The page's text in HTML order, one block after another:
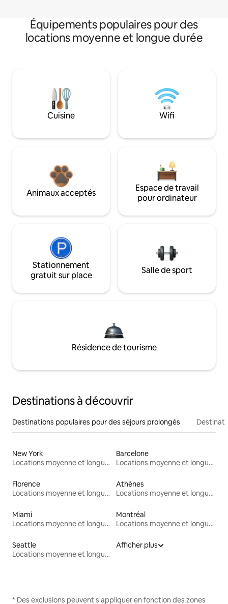
Équipements populaires pour des
locations moyenne et longue durée
Cuisine Wifi
Animaux acceptés
Espace de travail
pour ordinateur
Stationnement
gratuit sur place
Salle de sport
Résidence de tourisme
Destinations à découvrir
Destinations populaires pour des séjours prolongés
New York
Locations moyenne et longue durée
Barcelone
Locations moyenne et longue durée
Florence
Locations moyenne et longue durée
Athènes
Locations moyenne et longue durée
Miami
Locations moyenne et longue durée
Montréal
Locations moyenne et longue durée
Seattle
Locations moyenne et longue durée
Afficher plus
* Des exclusions peuvent s'appliquer en fonction des zones